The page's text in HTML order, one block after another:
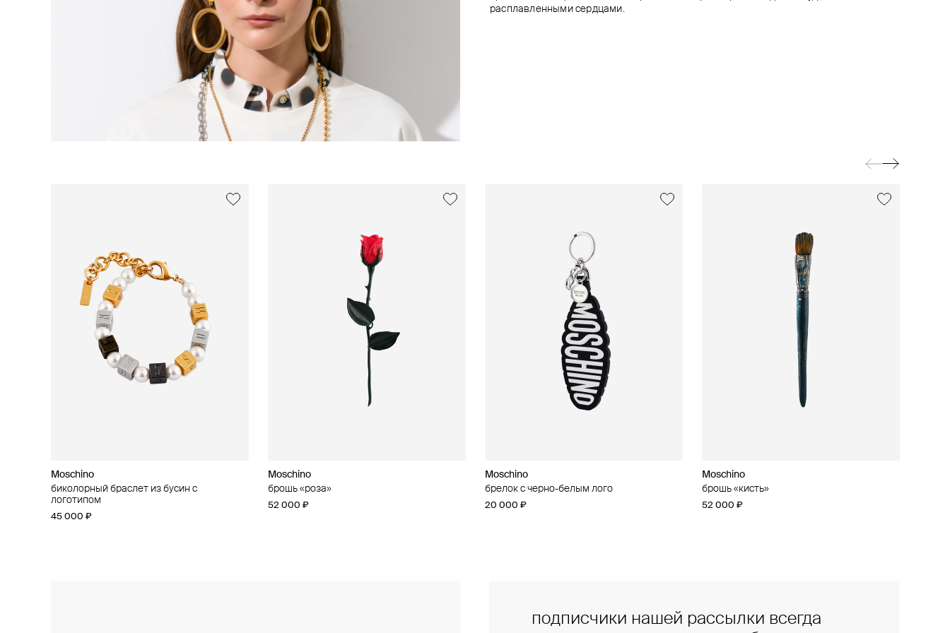
расплавленными сердцами.
Moschino
биколорный браслет из бусин с
логотипом
45 000 ₽
Moschino
брошь «роза»
52 000 ₽
Moschino
брелок с черно-белым лого
20 000 ₽
Moschino
брошь «кисть»
52 000 ₽
Moschino
кольцо «сердце»
37 000 ₽
Moschino
асимметричные серьги из бусин
42 000 ₽
Moschino
брелок с кошельком
47 000 ₽
подписчики нашей рассылки всегда